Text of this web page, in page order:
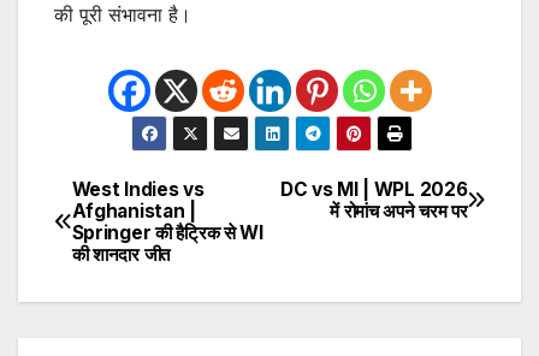
की पूरी संभावना है।
Post
navigation
DC vs MI | WPL 2026
में रोमांच अपने चरम पर
West Indies vs
Afghanistan |
Springer की हैट्रिक से WI
की शानदार जीत